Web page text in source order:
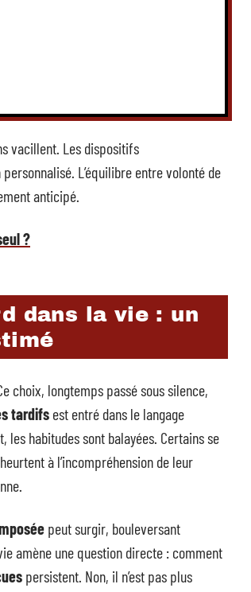
vacillent. Les dispositifs
L’équilibre entre volonté de
anticipé.
?
dans la vie : un
choix, longtemps passé sous silence,
tardifs est entré dans le langage
les habitudes sont balayées. Certains se
à l’incompréhension de leur
peut surgir, bouleversant
amène une question directe : comment
persistent. Non, il n’est pas plus